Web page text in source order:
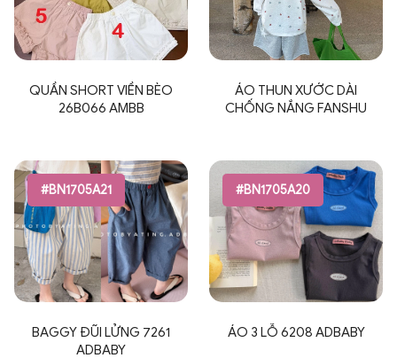
QUẦN SHORT VIỀN BÈO
26B066 AMBB
ÁO THUN XƯỚC DÀI
CHỐNG NẮNG FANSHU
#BN1705A21
BAGGY ĐŨI LỬNG 7261
ADBABY
#BN1705A20
ÁO 3 LỖ 6208 ADBABY